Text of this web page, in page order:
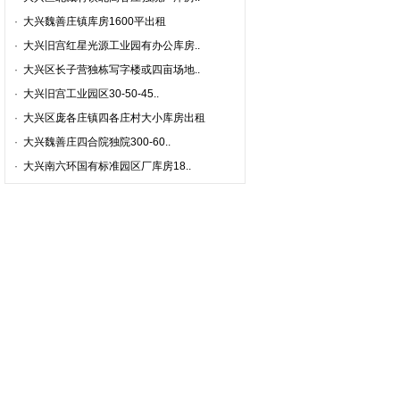
· 大兴魏善庄镇库房1600平出租
· 大兴旧宫红星光源工业园有办公库房..
· 大兴区长子营独栋写字楼或四亩场地..
· 大兴旧宫工业园区30-50-45..
· 大兴区庞各庄镇四各庄村大小库房出租
· 大兴魏善庄四合院独院300-60..
· 大兴南六环国有标准园区厂库房18..